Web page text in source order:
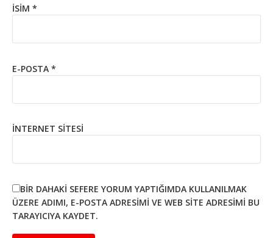
İSIM *
E-POSTA *
İNTERNET SITESI
BIR DAHAKI SEFERE YORUM YAPTIĞIMDA KULLANILMAK
ÜZERE ADIMI, E-POSTA ADRESIMI VE WEB SITE ADRESIMI BU
TARAYICIYA KAYDET.